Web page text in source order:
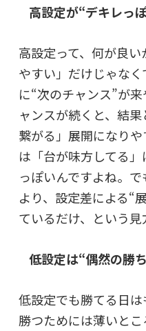
高設定が“デキレっ
高設定って、何が良
やすい」だけじゃな
に“次のチャンス”が
ャンスが続くと、結
繋がる」展開になり
は「台が味方してる
っぽいんですよね。
より、設定差による“
ているだけ、という見
低設定は“偶然の勝
低設定でも勝てる日は
勝つためには薄いと